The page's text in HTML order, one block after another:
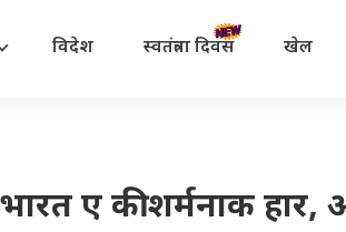
विदेश स्वतंत्रता दिवस खेल
ए की शर्मनाक